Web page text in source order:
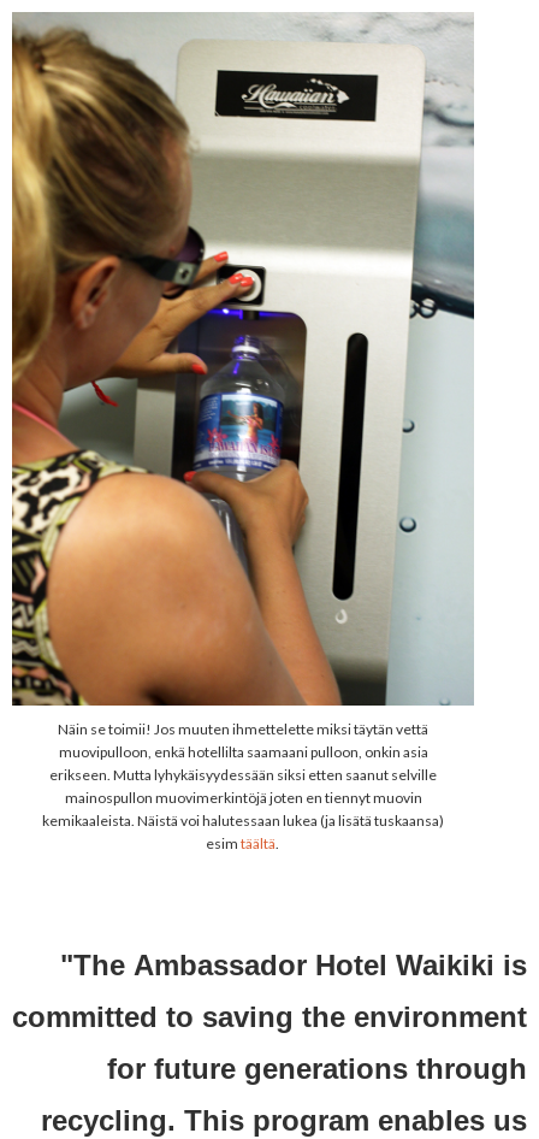
Näin se toimii! Jos muuten ihmettelette miksi täytän vettä
muovipulloon, enkä hotellilta saamaani pulloon, onkin asia
erikseen. Mutta lyhykäisyydessään siksi etten saanut selville
mainospullon muovimerkintöjä joten en tiennyt muovin
kemikaaleista. Näistä voi halutessaan lukea (ja lisätä tuskaansa)
esim täältä
"The Ambassador Hotel Waikiki is
committed to saving the environment
for future generations through
recycling. This program enables us